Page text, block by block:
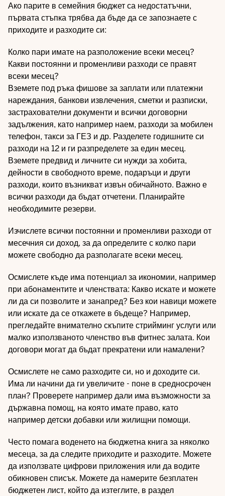
Ако парите в семейния бюджет са недостатъчни,
първата стъпка трябва да бъде да се запознаете с
приходите и разходите си:
Колко пари имате на разположение всеки месец?
Какви постоянни и променливи разходи се правят
всеки месец?
Вземете под ръка фишове за заплати или платежни
нареждания, банкови извлечения, сметки и разписки,
застрахователни документи и всички договорни
задължения, като например наем, разходи за мобилен
телефон, такси за ГЕЗ и др. Разделете годишните си
разходи на 12 и ги разпределете за един месец.
Вземете предвид и личните си нужди за хобита,
дейности в свободното време, подаръци и други
разходи, които възникват извън обичайното. Важно е
всички разходи да бъдат отчетени. Планирайте
необходимите резерви.
Изчислете всички постоянни и променливи разходи от
месечния си доход, за да определите с колко пари
можете свободно да разполагате всеки месец.
Осмислете къде има потенциал за икономии, например
при абонаментите и членствата: Какво искате и можете
ли да си позволите и занапред? Без кои навици можете
или искате да се откажете в бъдеще? Например,
прегледайте внимателно скъпите стрийминг услуги или
малко използваното членство във фитнес залата. Кои
договори могат да бъдат прекратени или намалени?
Осмислете не само разходите си, но и доходите си.
Има ли начини да ги увеличите - поне в средносрочен
план? Проверете например дали има възможности за
държавна помощ, на която имате право, като
например детски добавки или жилищни помощи.
Често помага воденето на бюджетна книга за няколко
месеца, за да следите приходите и разходите. Можете
да използвате цифрови приложения или да водите
обикновен списък. Можете да намерите безплатен
бюджетен лист, който да изтеглите, в раздел